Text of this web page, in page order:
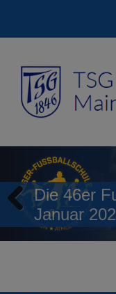
Die 46er
Januar
Previous